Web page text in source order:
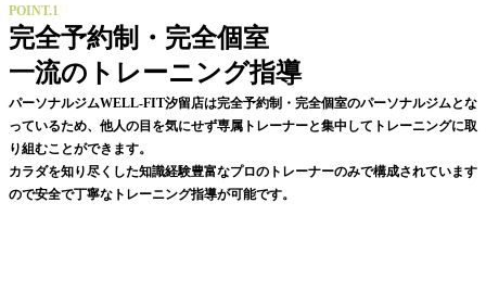
POINT.1
完全予約制・完全個室
一流のトレーニング指導
パーソナルジムWELL-FIT汐留店は完全予約制・完全個室のパーソナルジムとな
っているため、他人の目を気にせず専属トレーナーと集中してトレーニングに取
り組むことができます。
カラダを知り尽くした知識経験豊富なプロのトレーナーのみで構成されています
ので安全で丁寧なトレーニング指導が可能です。